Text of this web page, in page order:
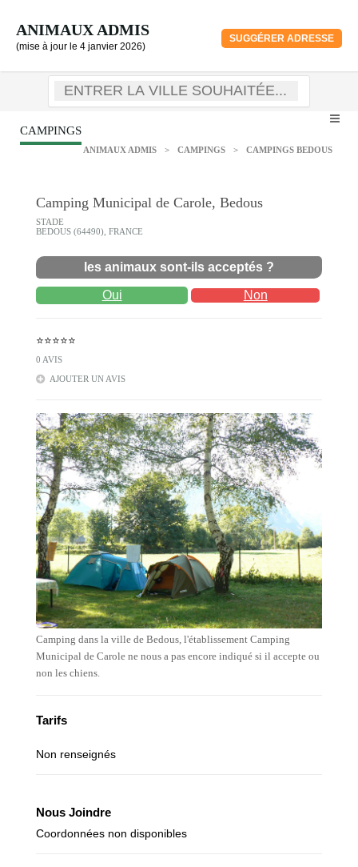
ANIMAUX ADMIS
(mise à jour le 4 janvier 2026)
SUGGÉRER ADRESSE
CAMPINGS
ANIMAUX ADMIS > CAMPINGS > CAMPINGS BEDOUS
Camping Municipal de Carole, Bedous
STADE
BEDOUS (64490), FRANCE
les animaux sont-ils acceptés ?
Oui Non
⭐⭐⭐⭐⭐
0 AVIS
AJOUTER UN AVIS
Camping dans la ville de Bedous, l'établissement Camping
Municipal de Carole ne nous a pas encore indiqué si il accepte ou
non les chiens.
Tarifs
Non renseignés
Nous Joindre
Coordonnées non disponibles